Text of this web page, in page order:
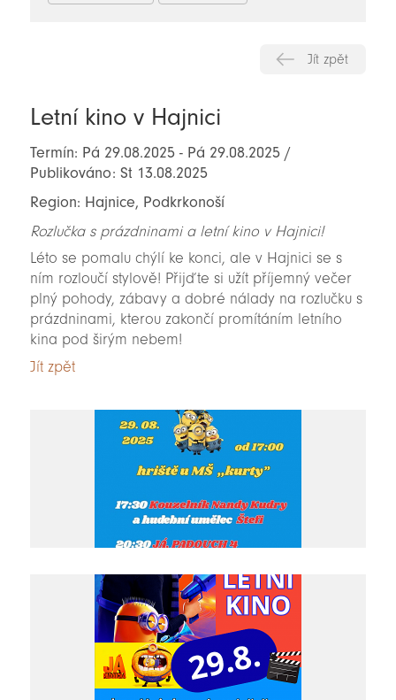
Jít zpět
Letní kino v Hajnici
Termín: Pá 29.08.2025 - Pá 29.08.2025 /
Publikováno: St 13.08.2025
Region: Hajnice, Podkrkonoší
Rozlučka s prázdninami a letní kino v Hajnici!
Léto se pomalu chýlí ke konci, ale v Hajnici se s
ním rozloučí stylově! Přijďte si užít příjemný večer
plný pohody, zábavy a dobré nálady na rozlučku s
prázdninami, kterou zakončí promítáním letního
kina pod širým nebem!
Jít zpět